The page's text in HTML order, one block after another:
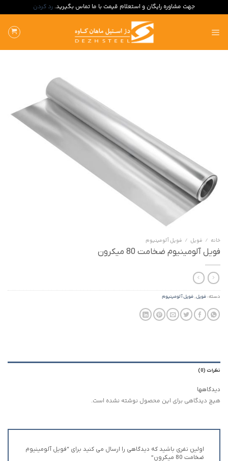
جهت مشاوره رایگان و استعلام قیمت با ما تماس بگیرید. رد کردن
محتوا
بروید
خانه / فویل / فویل آلومینیوم
فویل آلومینیوم ضخامت 80 میکرون
دسته: فویل, فویل آلومینیوم
نظرات (0)
دیدگاهها
هیچ دیدگاهی برای این محصول نوشته نشده است.
اولین نفری باشید که دیدگاهی را ارسال می کنید برای “فویل آلومینیوم
ضخامت 80 میکرون”